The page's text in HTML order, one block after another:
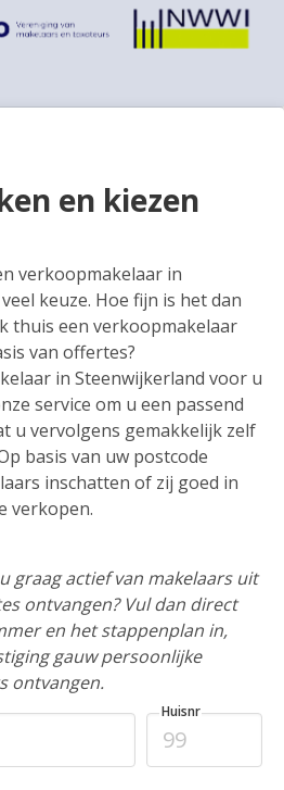
en kiezen
verkoopmakelaar in
keuze. Hoe fijn is het dan
thuis een verkoopmakelaar
van offertes?
in Steenwijkerland voor u
service om u een passend
u vervolgens gemakkelijk zelf
basis van uw postcode
inschatten of zij goed in
verkopen.
graag actief van makelaars uit
ontvangen? Vul dan direct
en het stappenplan in,
gauw persoonlijke
ontvangen.
Huisnr